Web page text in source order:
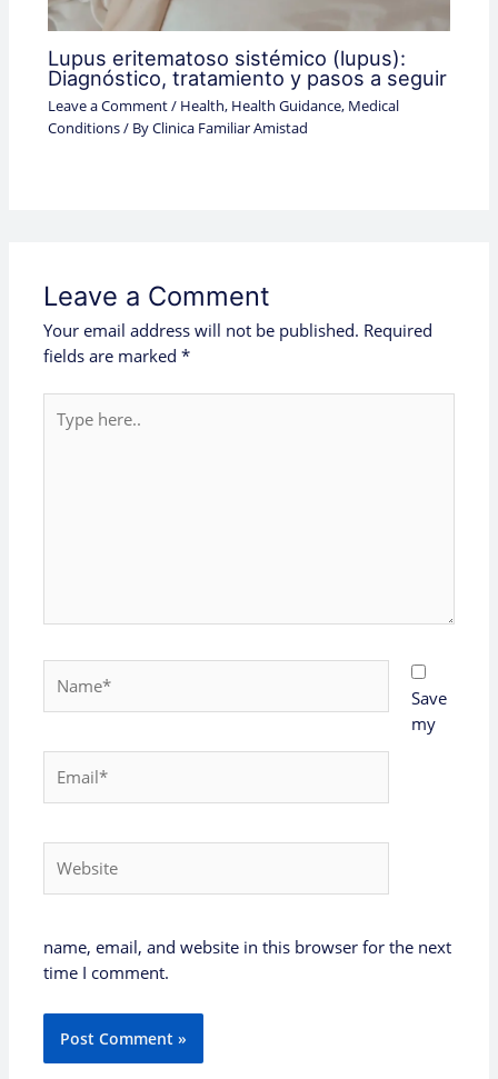
Lupus eritematoso sistémico (lupus):
Diagnóstico, tratamiento y pasos a seguir
Leave a Comment/ Health, Health Guidance, Medical
Conditions/ ByClinica Familiar Amistad
Leave a Comment
Your email address will not be published. Required
fields are marked*
here..
Save
my
name, email, and website in this browser for the next
time I comment.